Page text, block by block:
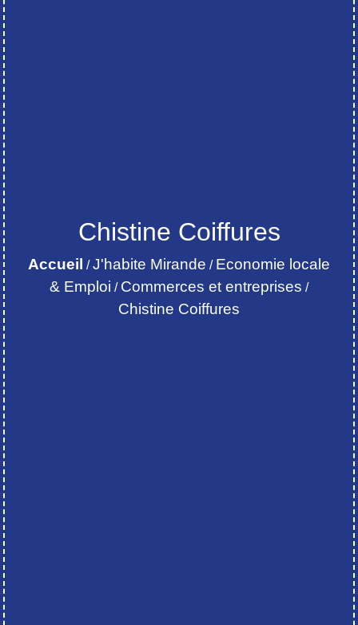
Chistine Coiffures
Accueil /J'habite Mirande / Economie locale
& Emploi / Commerces et entreprises /
Chistine Coiffures